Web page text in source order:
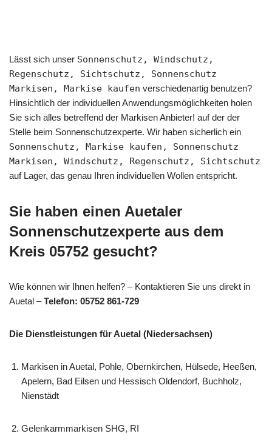
Lässt sich unser Sonnenschutz, Windschutz,
Regenschutz, Sichtschutz, Sonnenschutz
Markisen, Markise kaufen verschiedenartig benutzen?
Hinsichtlich der individuellen Anwendungsmöglichkeiten holen
Sie sich alles betreffend der Markisen Anbieter! auf der der
Stelle beim Sonnenschutzexperte. Wir haben sicherlich ein
Sonnenschutz, Markise kaufen, Sonnenschutz
Markisen, Windschutz, Regenschutz, Sichtschutz
auf Lager, das genau Ihren individuellen Wollen entspricht.
Sie haben einen Auetaler
Sonnenschutzexperte aus dem
Kreis 05752 gesucht?
Wie können wir Ihnen helfen? – Kontaktieren Sie uns direkt in
Auetal –Telefon: 05752 861-729
Die Dienstleistungen für Auetal (Niedersachsen)
Markisen in Auetal, Pohle, Obernkirchen, Hülsede, Heeßen,
Apelern, Bad Eilsen und Hessisch Oldendorf, Buchholz,
Nienstädt
Gelenkarmmarkisen SHG, RI